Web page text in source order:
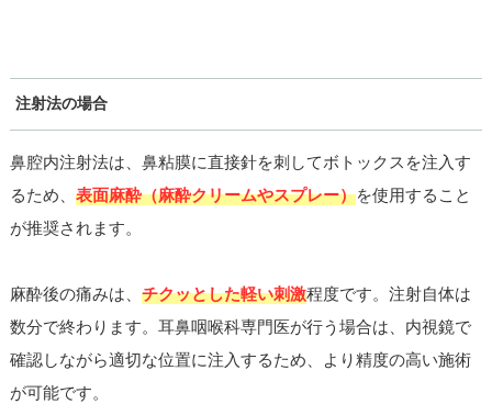
注射法の場合
鼻腔内注射法は、鼻粘膜に直接針を刺してボトックスを注入す
るため、 表面麻酔（麻酔クリームやスプレー）を使用すること
が推奨されます。
麻酔後の痛みは、 チクッとした軽い刺激程度です。注射自体は
数分で終わります。耳鼻咽喉科専門医が行う場合は、内視鏡で
確認しながら適切な位置に注入するため、より精度の高い施術
が可能です。